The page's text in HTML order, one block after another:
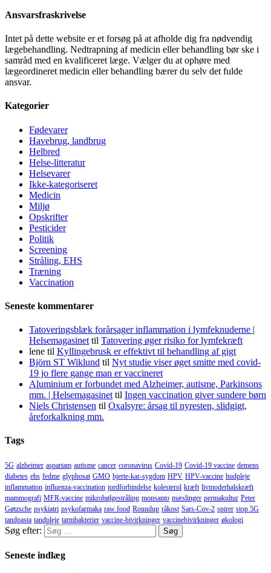
Ansvarsfraskrivelse
Intet på dette website er et forsøg på at afholde dig fra nødvendig
lægebehandling. Nedtrapning af medicin eller behandling bør ske i
samråd med en kvalificeret læge. Vælger du at ophøre med
lægeordineret medicin eller behandling bærer du selv det fulde
ansvar.
Kategorier
Fødevarer
Havebrug, landbrug
Helbred
Helse-litteratur
Helsevarer
Ikke-kategoriseret
Medicin
Miljø
Opskrifter
Pesticider
Politik
Screening
Stråling, EHS
Træning
Vaccination
Seneste kommentarer
Tatoveringsblæk forårsager inflammation i lymfeknuderne |
Helsemagasinet til Tatovering øger risiko for lymfekræft
lene til Kyllingebrusk er effektivt til behandling af gigt
Björn ST Wiklund til Nyt studie viser øget smitte med covid-
19 jo flere gange man er vaccineret
Aluminium er forbundet med Alzheimer, autisme, Parkinsons
mm. | Helsemagasinet til Ingen vaccination giver sundere børn
Niels Christensen til Oxalsyre: årsag til nyresten, slidgigt,
åreforkalkning mm.
Tags
5G alzheimer aspartam autisme cancer coronavirus Covid-19 Covid-19 vaccine demens
diabetes ehs fedme glyphosat GMO hjerte-kar-sygdom HPV HPV-vaccine hudpleje
inflammation influenza-vaccination jordforbindelse kolesterol kræft livmoderhalskræft
mammografi MFR-vaccine mikrobølgestråling monsanto mæslinger permakultur Peter
Gøtzsche psykiatri psykofarmaka raw food Roundup råkost Sars-Cov-2 spirer stop 5G
tandpasta tandpleje tarmbakterier vaccine-bivirkninger vaccinebivirkninger økologi
Søg efter:
Seneste indlæg